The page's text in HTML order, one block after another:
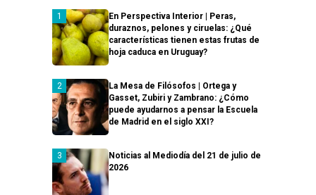
En Perspectiva Interior | Peras,
duraznos, pelones y ciruelas: ¿Qué
características tienen estas frutas de
hoja caduca en Uruguay?
La Mesa de Filósofos | Ortega y
Gasset, Zubiri y Zambrano: ¿Cómo
puede ayudarnos a pensar la Escuela
de Madrid en el siglo XXI?
Noticias al Mediodía del 21 de julio de
2026